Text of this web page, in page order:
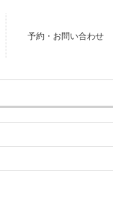
予約・お問い合わせ